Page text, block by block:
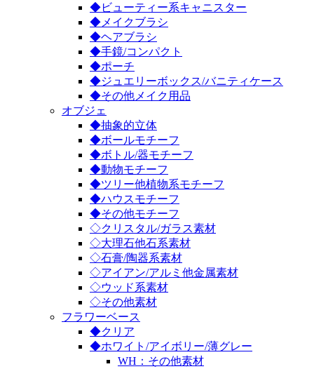
◆ビューティー系キャニスター
◆メイクブラシ
◆ヘアブラシ
◆手鏡/コンパクト
◆ポーチ
◆ジュエリーボックス/バニティケース
◆その他メイク用品
オブジェ
◆抽象的立体
◆ボールモチーフ
◆ボトル/器モチーフ
◆動物モチーフ
◆ツリー他植物系モチーフ
◆ハウスモチーフ
◆その他モチーフ
◇クリスタル/ガラス素材
◇大理石他石系素材
◇石膏/陶器系素材
◇アイアン/アルミ他金属素材
◇ウッド系素材
◇その他素材
フラワーベース
◆クリア
◆ホワイト/アイボリー/薄グレー
WH：その他素材